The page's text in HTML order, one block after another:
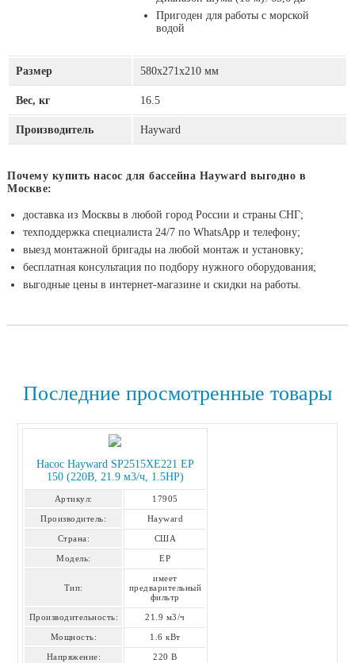
Пригоден для работы с морской
водой
Размер 580х271х210 мм
Вес, кг 16.5
Производитель Hayward
Почему купить насос для бассейна Hayward выгодно в
Москве:
доставка из Москвы в любой город России и страны СНГ;
техподдержка специалиста 24/7 по WhatsApp и телефону;
выезд монтажной бригады на любой монтаж и установку;
бесплатная консультация по подбору нужного оборудования;
выгодные цены в интернет-магазине и скидки на работы.
Последние просмотренные товары
Насос Hayward SP2515XE221 EP
150 (220В, 21.9 м3/ч, 1.5HP)
Артикул: 17905
Производитель: Hayward
Страна: США
Модель: EP
Тип:
имеет
предварительный
фильтр
Производительность: 21.9 м3/ч
Мощность: 1.6 кВт
Напряжение: 220 В